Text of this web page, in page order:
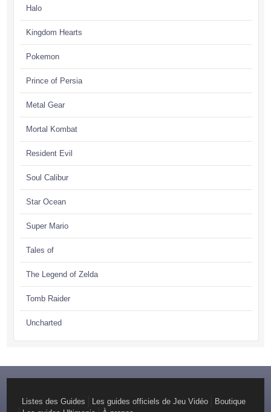
Halo
Kingdom Hearts
Pokemon
Prince of Persia
Metal Gear
Mortal Kombat
Resident Evil
Soul Calibur
Star Ocean
Super Mario
Tales of
The Legend of Zelda
Tomb Raider
Uncharted
Listes des Guides Les guides officiels de Jeu Vidéo
Boutique